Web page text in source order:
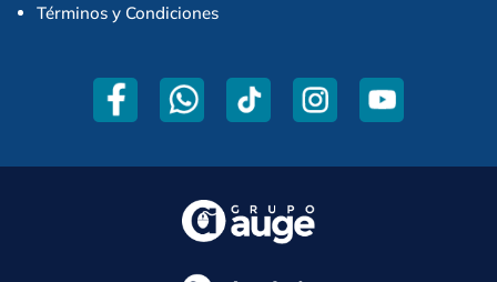
Términos y Condiciones